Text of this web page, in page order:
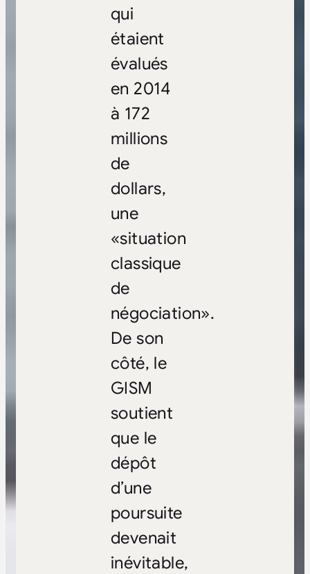
qui
étaient
évalués
en 2014
à 172
millions
de
dollars,
une
«situation
classique
de
négociation».
De son
côté, le
GISM
soutient
que le
dépôt
d’une
poursuite
devenait
inévitable,